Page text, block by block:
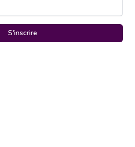
S'inscrire